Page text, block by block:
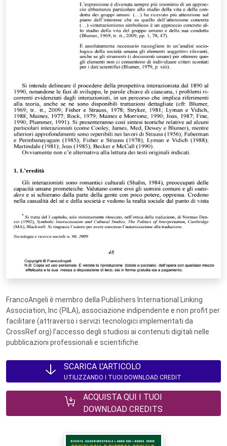
FrancoAngeli è membro della Publishers International Linking
Association, Inc (PILA), associazione indipendente e non profit per
facilitare (attraverso i servizi tecnologici implementati da
CrossRef.org) l’accesso degli studiosi ai contenuti digitali nelle
pubblicazioni professionali e scientifiche.
SCARICA L'ARTICOLO
UTILIZZANDO I TUOI DOWNLOAD CREDIT
ACQUISTA QUI I TUOI
DOWNLOAD CREDITS